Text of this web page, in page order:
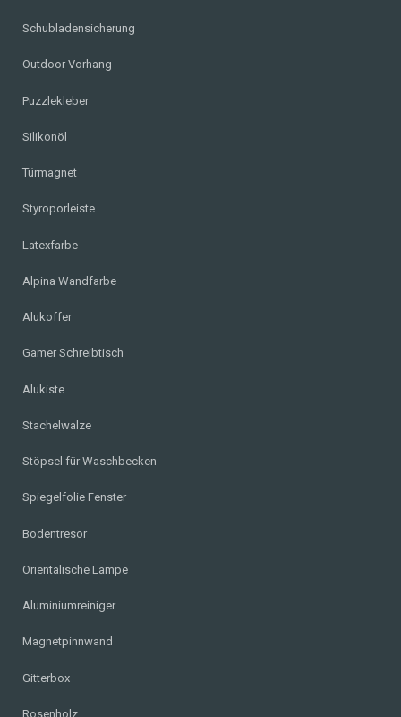
Schubladensicherung
Outdoor Vorhang
Puzzlekleber
Silikonöl
Türmagnet
Styroporleiste
Latexfarbe
Alpina Wandfarbe
Alukoffer
Gamer Schreibtisch
Alukiste
Stachelwalze
Stöpsel für Waschbecken
Spiegelfolie Fenster
Bodentresor
Orientalische Lampe
Aluminiumreiniger
Magnetpinnwand
Gitterbox
Rosenholz